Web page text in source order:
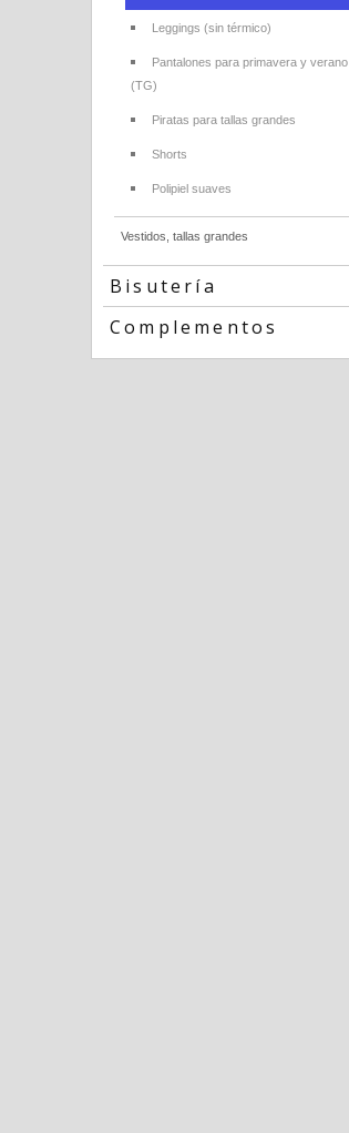
Leggings (sin térmico)
Pantalones para primavera y verano
(TG)
Piratas para tallas grandes
Shorts
Polipiel suaves
Vestidos, tallas grandes
Bisutería
Complementos